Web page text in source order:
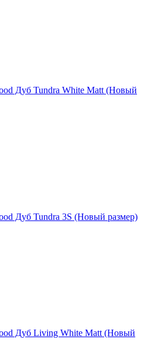
Дуб Tundra White Matt (Новый
Дуб Tundra 3S (Новый размер)
Дуб Living White Matt (Новый